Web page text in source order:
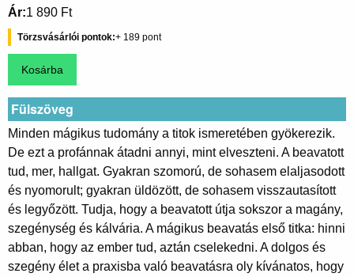
Ár 1 890 Ft
Törzsvásárlói pontok 189
Fülszöveg
Minden mágikus tudomány a titok ismeretében gyökerezik.
De ezt a profánnak átadni annyi, mint elveszteni. A beavatott
tud, mer, hallgat. Gyakran szomorú, de sohasem elaljasodott
és nyomorult; gyakran üldözött, de sohasem visszautasított
és legyőzött. Tudja, hogy a beavatott útja sokszor a magány,
szegénység és kálvária. A mágikus beavatás első titka: hinni
abban, hogy az ember tud, aztán cselekedni. A dolgos és
szegény élet a praxisba való beavatásra oly kívánatos, hogy